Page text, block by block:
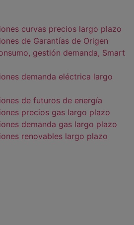
curvas precios largo plazo
de Garantías de Origen
gestión demanda, Smart
demanda eléctrica largo
de futuros de energía
precios gas largo plazo
demanda gas largo plazo
renovables largo plazo